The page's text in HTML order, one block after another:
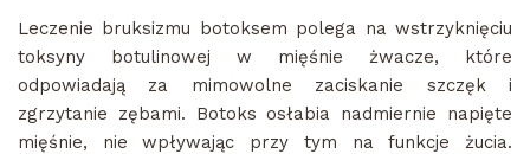
Leczenie bruksizmu botoksem polega na wstrzyknięciu
toksyny botulinowej w mięśnie żwacze, które
odpowiadają za mimowolne zaciskanie szczęk i
zgrzytanie zębami. Botoks osłabia nadmiernie napięte
mięśnie, nie wpływając przy tym na funkcje żucia.